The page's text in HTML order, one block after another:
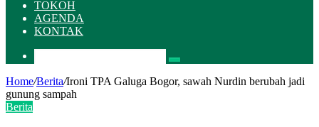
TOKOH
AGENDA
KONTAK
Pencarian
Home/Berita/Ironi TPA Galuga Bogor, sawah Nurdin berubah jadi
gunung sampah
Berita